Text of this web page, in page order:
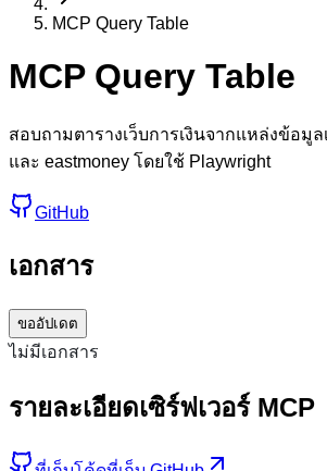
MCP Query Table
MCP Query Table
สอบถามตารางเว็บการเงินจากแหล่งข้อมูล
และ eastmoney โดยใช้ Playwright
GitHub
เอกสาร
ขออัปเดต
ไม่มีเอกสาร
รายละเอียดเซิร์ฟเวอร์ MCP